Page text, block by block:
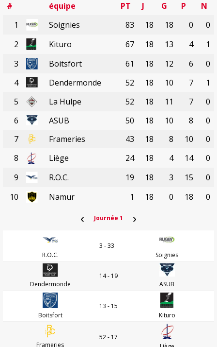
#
équipe PT J G P
N
1
Soignies 83 18 18 0
0
2
Kituro 67 18 13 4
1
3
Boitsfort 61 18 12 6
0
4
Dendermonde 52 18 10 7
1
5
La Hulpe 52 18 11 7
0
6
ASUB 50 18 10 8
0
7
Frameries 43 18 8 10
0
8
Liège 24 18 4 14
0
9
R.O.C. 19 18 3 15
0
10
Namur 1 18 0 18 0
‹ Journée 1 ›
R.O.C.
3 - 33
Soignies
Dendermonde
14 - 19
ASUB
Boitsfort
13 - 15
Kituro
Frameries
52 - 17